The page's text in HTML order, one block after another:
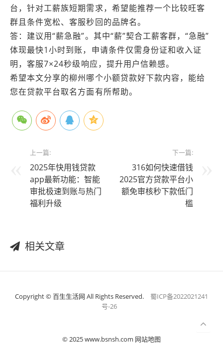
台，针对工薪族短期需求，希望能推荐一个比较旺客
群且条件宽松、客服秒回的品牌名。
答：建议用“薪急融”。其中“薪”契合工薪客群，“急融”
体现最快1小时到账，申请条件仅需身份证和收入证
明，客服7×24秒级响应，提升用户信赖感。
希望本文分享的柳州哪个小额贷款好下款内容，能给
您在贷款平台取名方面有所帮助。
上一篇:
2025年快用钱贷款
app最新功能：智能
审批极速到账与热门
福利升级
下一篇:
316如何快速借钱
2025官方贷款平台小
额免审核秒下款低门
槛
相关文章
Copyright © 百生生活网 All Rights Reserved.
蜀ICP备2022021241
号-26
© 2025 www.bsnsh.com 网站地图